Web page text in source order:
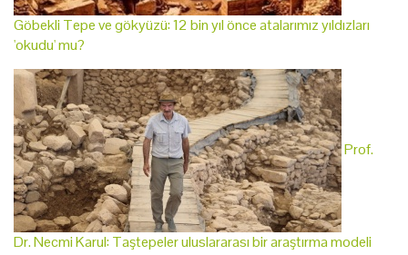
Göbekli Tepe ve gökyüzü: 12 bin yıl önce atalarımız yıldızları
'okudu' mu?
Prof.
Dr. Necmi Karul: Taştepeler uluslararası bir araştırma modeli